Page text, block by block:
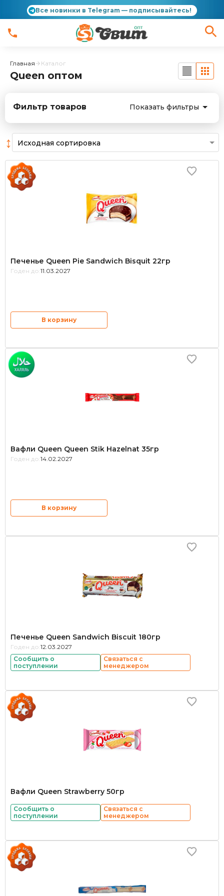
Все новинки в Telegram — подписывайтесь!
Главная Каталог
Queen оптом
Фильтр товаров Показать фильтры
↕
Печенье Queen Pie Sandwich Bisquit 22гр
Годен до: 11.03.2027
В корзину
Вафли Queen Queen Stik Hazelnat 35гр
Годен до: 14.02.2027
В корзину
Печенье Queen Sandwich Biscuit 180гр
Годен до: 12.03.2027
Сообщить о
поступлении
Связаться с
менеджером
Вафли Queen Strawberry 50гр
Сообщить о
поступлении
Связаться с
менеджером